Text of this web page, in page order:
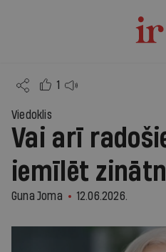
1
Viedoklis
Vai arī
iemīlēt
Guna Joma 12.06.2026.